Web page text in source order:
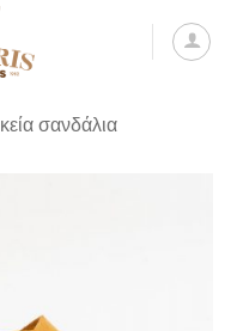
σανδάλια